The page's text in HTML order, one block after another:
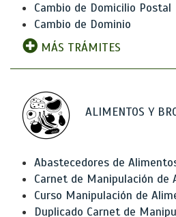
Cambio de Domicilio Postal
Cambio de Dominio
MÁS TRÁMITES
ALIMENTOS Y
Abastecedores de
Carnet de Manipulación de
Curso Manipulación de
Duplicado Carnet de